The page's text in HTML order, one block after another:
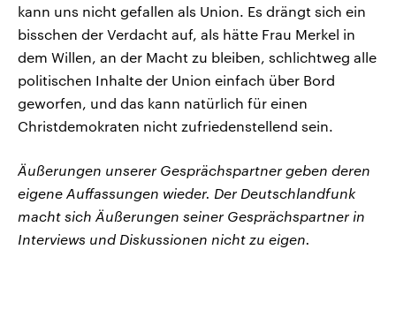
kann uns nicht gefallen als Union. Es drängt sich ein
bisschen der Verdacht auf, als hätte Frau Merkel in
dem Willen, an der Macht zu bleiben, schlichtweg alle
politischen Inhalte der Union einfach über Bord
geworfen, und das kann natürlich für einen
Christdemokraten nicht zufriedenstellend sein.
Äußerungen unserer Gesprächspartner geben deren
eigene Auffassungen wieder. Der Deutschlandfunk
macht sich Äußerungen seiner Gesprächspartner in
Interviews und Diskussionen nicht zu eigen.